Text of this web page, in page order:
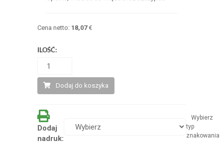
Cena netto: 18,07€
ILOŚĆ:
Dodaj do koszyka
Dodaj
nadruk:
Wybierz
typ
znakowania